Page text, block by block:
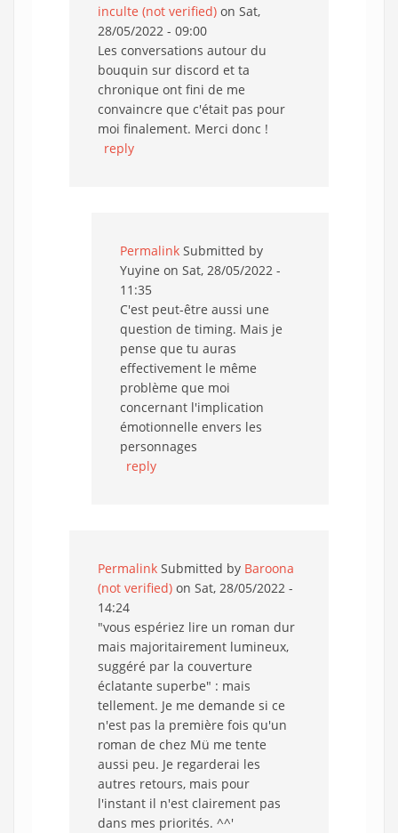
inculte (not verified) on Sat,
28/05/2022 - 09:00
Les conversations autour du
bouquin sur discord et ta
chronique ont fini de me
convaincre que c'était pas pour
moi finalement. Merci donc !
reply
Permalink Submitted by
Yuyine on Sat, 28/05/2022 -
11:35
C'est peut-être aussi une
question de timing. Mais je
pense que tu auras
effectivement le même
problème que moi
concernant l'implication
émotionnelle envers les
personnages
reply
Permalink Submitted by Baroona
(not verified) on Sat, 28/05/2022 -
14:24
"vous espériez lire un roman dur
mais majoritairement lumineux,
suggéré par la couverture
éclatante superbe" : mais
tellement. Je me demande si ce
n'est pas la première fois qu'un
roman de chez Mü me tente
aussi peu. Je regarderai les
autres retours, mais pour
l'instant il n'est clairement pas
dans mes priorités. ^^'